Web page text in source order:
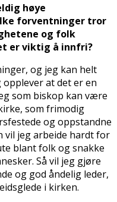
høye
forventninger tror
og folk
er viktig å innfri?
og jeg kan helt
opplever at det er en
som biskop kan være
som frimodig
og oppstandne
vil jeg arbeide hardt for
blant folk og snakke
Så vil jeg gjøre
og god åndelig leder,
i kirken.